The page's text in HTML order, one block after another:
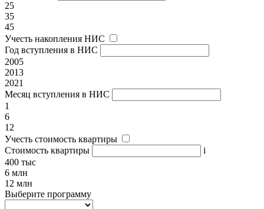
25
35
45
Учесть накопления НИС
Год вступления в НИС
2005
2013
2021
Месяц вступления в НИС
1
6
12
Учесть стоимость квартиры
Стоимость квартиры
i
400 тыс
6 млн
12 млн
Выберите программу